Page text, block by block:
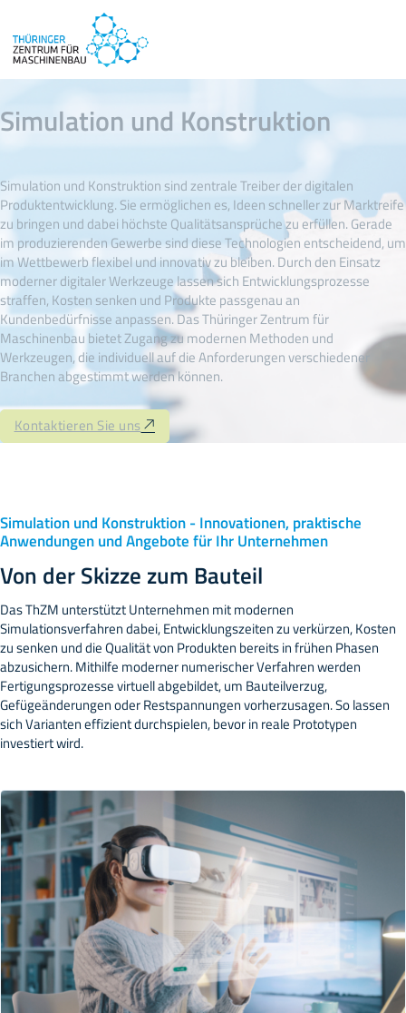
Simulation und Konstruktion - Innovationen, praktische
Anwendungen und Angebote für Ihr Unternehmen
Von der Skizze zum Bauteil
Das ThZM unterstützt Unternehmen mit modernen
Simulationsverfahren dabei, Entwicklungszeiten zu verkürzen, Kosten
zu senken und die Qualität von Produkten bereits in frühen Phasen
abzusichern. Mithilfe moderner numerischer Verfahren werden
Fertigungsprozesse virtuell abgebildet, um Bauteilverzug,
Gefügeänderungen oder Restspannungen vorherzusagen. So lassen
sich Varianten effizient durchspielen, bevor in reale Prototypen
investiert wird.
Simulation und Konstruktion
Simulation und Konstruktion sind zentrale Treiber der digitalen
Produktentwicklung. Sie ermöglichen es, Ideen schneller zur Marktreife
zu bringen und dabei höchste Qualitätsansprüche zu erfüllen. Gerade
im produzierenden Gewerbe sind diese Technologien entscheidend, um
im Wettbewerb flexibel und innovativ zu bleiben. Durch den Einsatz
moderner digitaler Werkzeuge lassen sich Entwicklungsprozesse
straffen, Kosten senken und Produkte passgenau an
Kundenbedürfnisse anpassen. Das Thüringer Zentrum für
Maschinenbau bietet Zugang zu modernen Methoden und
Werkzeugen, die individuell auf die Anforderungen verschiedener
Branchen abgestimmt werden können.
Kontaktieren Sie uns